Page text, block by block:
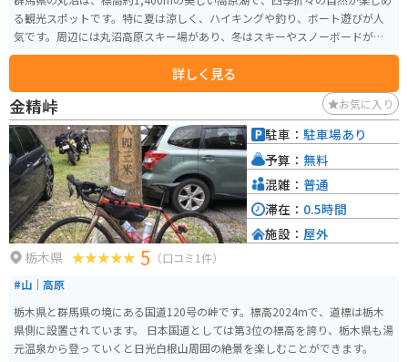
る観光スポットです。特に夏は涼しく、ハイキングや釣り、ボート遊びが人
気です。周辺には丸沼高原スキー場があり、冬はスキーやスノーボードが楽
しめます。 バイクツーリングでは、尾瀬国立公園に近く、峠越えのワインデ
ィングロードが爽快です。ただし冬季は道路が凍結するため注意が必要です。
駐車場やライダー向けの休憩スポットも整備されているので、自然を満喫し
ながら快適なツーリングが楽しめます。
詳しく見る
金精峠 お気に入り
栃木県 5 （口コミ1件）
#山｜高原
栃木県と群馬県の境にある国道120号の峠です。標高2024mで、道標は栃木
県側に設置されています。 日本国道としては第3位の標高を誇り、栃木県も湯
元温泉から登っていくと日光白根山周囲の絶景を楽しむことができます。
駐車： 駐車場あり
予算： 無料
混雑： 普通
滞在： 0.5時間
施設： 屋外